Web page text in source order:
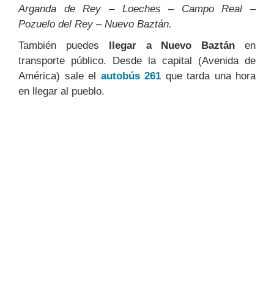
Arganda de Rey – Loeches – Campo Real –
Pozuelo del Rey – Nuevo Baztán.
También puedes llegar a Nuevo Baztán en
transporte público. Desde la capital (Avenida de
América) sale el autobús 261 que tarda una hora
en llegar al pueblo.